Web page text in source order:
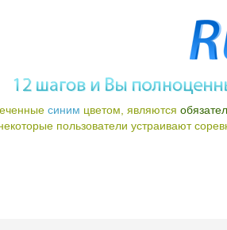
синим цветом, являются
пользователи устраивают